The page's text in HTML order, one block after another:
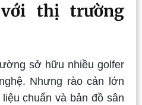
thị trường
sở hữu nhiều golfer
Nhưng rào cản lớn
chuẩn và bản đồ sân